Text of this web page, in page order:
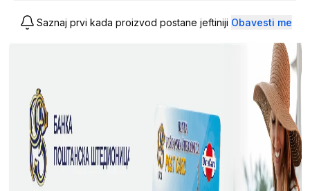
Saznaj prvi kada proizvod postane jeftiniji Obavesti me